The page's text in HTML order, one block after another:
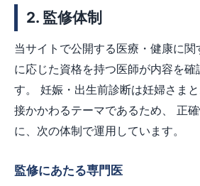
2. 監修体制
当サイトで公開する医療・健康に
に応じた資格を持つ医師が内容を確
す。 妊娠・出生前診断は妊婦さま
接かかわるテーマであるため、 正
に、次の体制で運用しています。
監修にあたる専門医